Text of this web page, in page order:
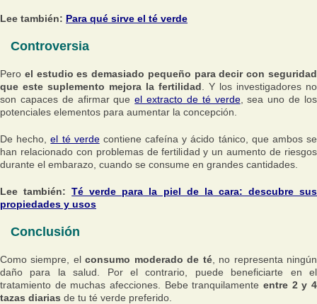
Lee también: Para qué sirve el té verde
Controversia
Pero el estudio es demasiado pequeño para decir con seguridad
que este suplemento mejora la fertilidad . Y los investigadores no
son capaces de afirmar queel extracto de té verde, sea uno de los
potenciales elementos para aumentar la concepción.
De hecho,el té verdecontiene cafeína y ácido tánico, que ambos se
han relacionado con problemas de fertilidad y un aumento de riesgos
durante el embarazo, cuando se consume en grandes cantidades.
Lee también:Té verde para la piel de la cara: descubre sus
propiedades y usos
Conclusión
Como siempre, elconsumo moderado de té, no representa ningún
daño para la salud. Por el contrario, puede beneficiarte en el
tratamiento de muchas afecciones. Bebe tranquilamente entre 2 y 4
tazas diarias de tu té verde preferido.